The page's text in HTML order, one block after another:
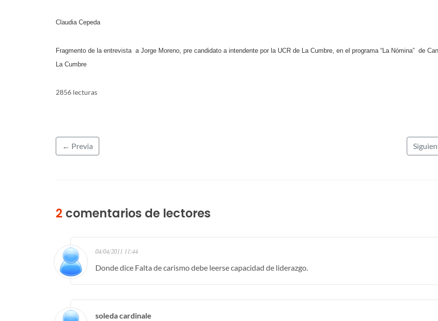
Claudia Cepeda
Fragmento de la entrevista a Jorge Moreno, pre candidato a intendente por la UCR de La Cumbre, en el programa “La Nómina” de
La Cumbre
2856 lecturas
← Previa
2 comentarios de lectores
04/04/2011 11:44
Donde dice Falta de carismo debe leerse capacidad de liderazgo.
soleda cardinale